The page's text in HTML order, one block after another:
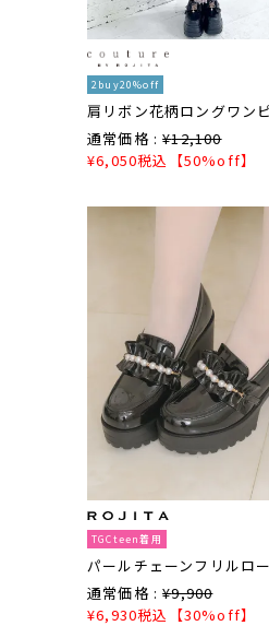
2buy20%off
肩リボン花柄ロングワン
通常価格 : ¥12,100
¥6,050税込 【50%off】
TGCteen着用
パールチェーンフリルロ
通常価格 : ¥9,900
¥6,930税込 【30%off】